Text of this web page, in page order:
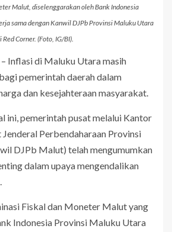
Malut, diselenggarakan oleh Bank Indonesia
sama dengan Kanwil DJPb Provinsi Maluku Utara
Corner. (Foto, IG/BI).
– Inflasi di Maluku Utara masih
pemerintah daerah dalam
dan kesejahteraan masyarakat.
ini, pemerintah pusat melalui Kantor
Perbendaharaan Provinsi
DJPb Malut) telah mengumumkan
dalam upaya mengendalikan
Fiskal dan Moneter Malut yang
Indonesia Provinsi Maluku Utara